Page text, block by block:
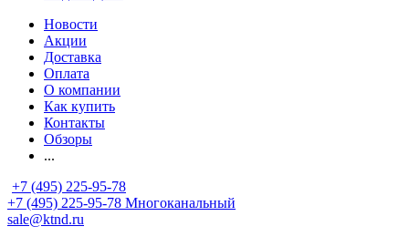
Новости
Акции
Доставка
Оплата
О компании
Как купить
Контакты
Обзоры
...
+7 (495) 225-95-78
+7 (495) 225-95-78 Многоканальный
sale@ktnd.ru